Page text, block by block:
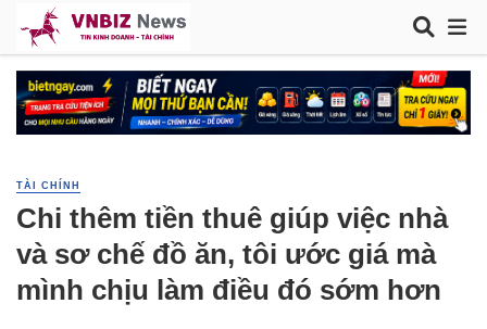
TÀI CHÍNH
Chi thêm tiền thuê giúp việc nhà
và sơ chế đồ ăn, tôi ước giá mà
mình chịu làm điều đó sớm hơn